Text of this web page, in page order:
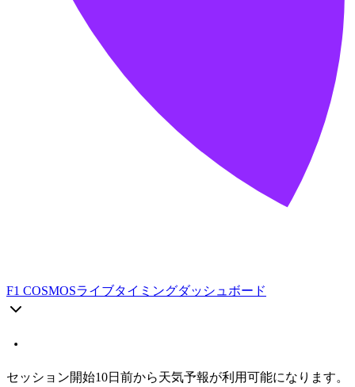
F1 COSMOSライブタイミングダッシュボード
セッション開始10日前から天気予報が利用可能になります。